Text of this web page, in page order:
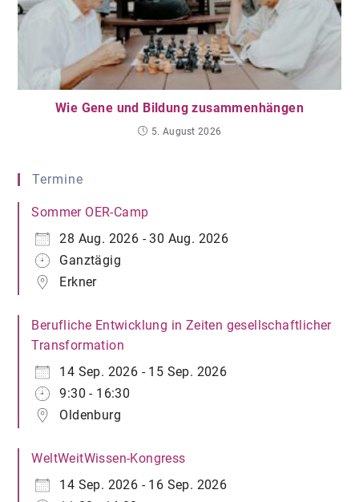
Wie Gene und Bildung zusammenhängen
5. August 2026
Termine
Sommer OER-Camp
28 Aug. 2026 - 30 Aug. 2026
Ganztägig
Erkner
Berufliche Entwicklung in Zeiten gesellschaftlicher
Transformation
14 Sep. 2026 - 15 Sep. 2026
9:30 - 16:30
Oldenburg
WeltWeitWissen-Kongress
14 Sep. 2026 - 16 Sep. 2026